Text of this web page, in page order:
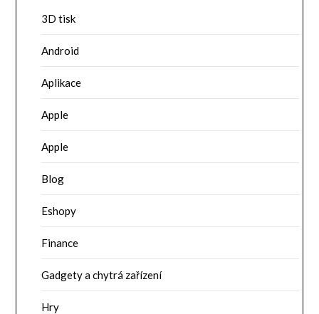
3D tisk
Android
Aplikace
Apple
Apple
Blog
Eshopy
Finance
Gadgety a chytrá zařízení
Hry